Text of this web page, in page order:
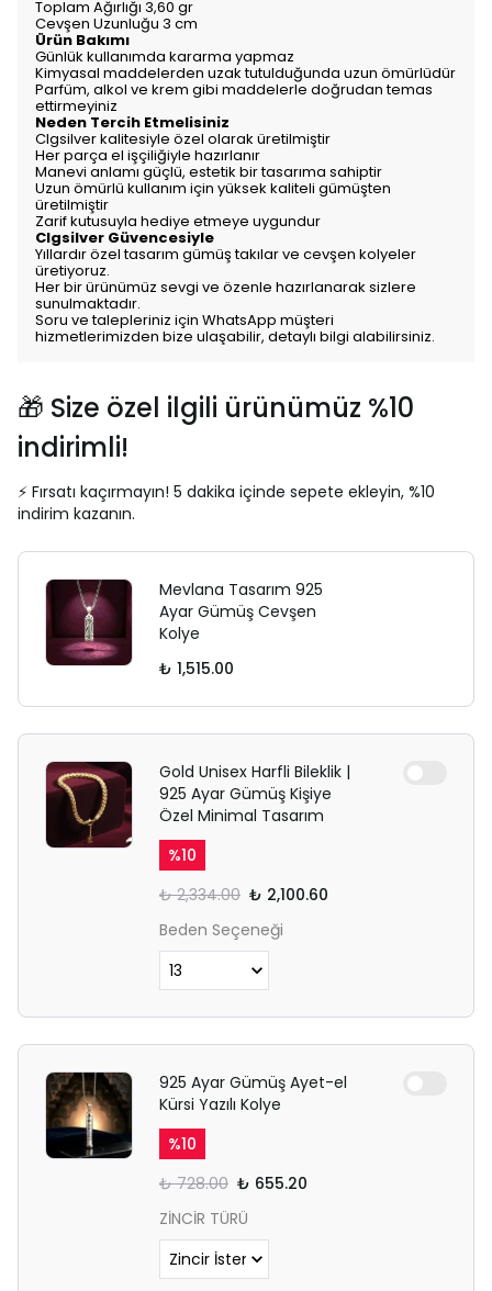
Toplam Ağırlığı 3,60 gr
Cevşen Uzunluğu 3 cm
Ürün Bakımı
Günlük kullanımda kararma yapmaz
Kimyasal maddelerden uzak tutulduğunda uzun ömürlüdür
Parfüm, alkol ve krem gibi maddelerle doğrudan temas
ettirmeyiniz
Neden Tercih Etmelisiniz
Clgsilver kalitesiyle özel olarak üretilmiştir
Her parça el işçiliğiyle hazırlanır
Manevi anlamı güçlü, estetik bir tasarıma sahiptir
Uzun ömürlü kullanım için yüksek kaliteli gümüşten
üretilmiştir
Zarif kutusuyla hediye etmeye uygundur
Clgsilver Güvencesiyle
Yıllardır özel tasarım gümüş takılar ve cevşen kolyeler
üretiyoruz.
Her bir ürünümüz sevgi ve özenle hazırlanarak sizlere
sunulmaktadır.
Soru ve talepleriniz için WhatsApp müşteri
hizmetlerimizden bize ulaşabilir, detaylı bilgi alabilirsiniz.
🎁 Size özel ilgili ürünümüz %10
indirimli!
⚡ Fırsatı kaçırmayın! 5 dakika içinde sepete ekleyin, %10
indirim kazanın.
Mevlana Tasarım 925
Ayar Gümüş Cevşen
Kolye
₺ 1,515.00
Gold Unisex Harfli Bileklik |
925 Ayar Gümüş Kişiye
Özel Minimal Tasarım
%10
₺ 2,334.00 ₺ 2,100.60
Beden Seçeneği
925 Ayar Gümüş Ayet-el
Kürsi Yazılı Kolye
%10
₺ 728.00 ₺ 655.20
ZİNCİR TÜRÜ